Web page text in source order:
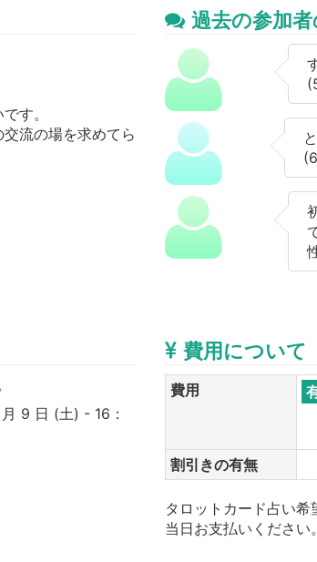
す。
流の場を求めてら
過去の参加
9 日 (土) - 16：
費用について
費用
割引きの有無
タロットカード占い
当日お支払いください。